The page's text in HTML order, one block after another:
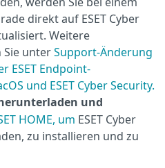
direkt auf ESET Cyber
Weitere
unterSupport-Änderung
ESET Endpoint-
und ESET Cyber Security.
herunterladen und
HOME, um ESET Cyber
zu installieren und zu